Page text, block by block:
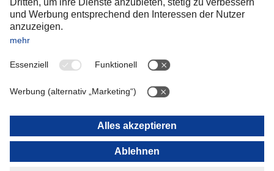
Spain
Sweden
Switzerland
OCEANIA